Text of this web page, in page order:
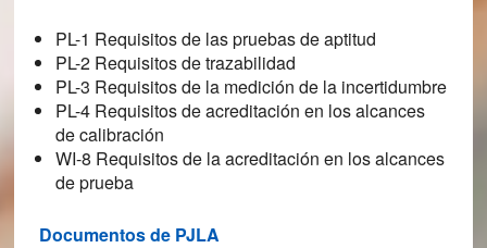
PL-1 Requisitos de las pruebas de aptitud
PL-2 Requisitos de trazabilidad
PL-3 Requisitos de la medición de la incertidumbre
PL-4 Requisitos de acreditación en los alcances
de calibración
WI-8 Requisitos de la acreditación en los alcances
de prueba
Documentos de PJLA